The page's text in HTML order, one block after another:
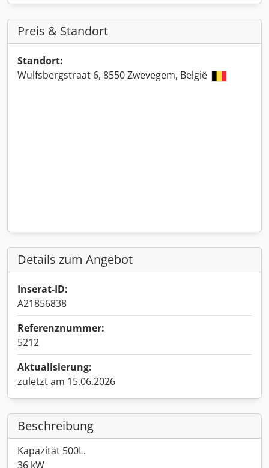
Preis & Standort
Standort:
Wulfsbergstraat 6, 8550 Zwevegem, België
Details zum Angebot
Inserat-ID:
A21856838
Referenznummer:
5212
Aktualisierung:
zuletzt am 15.06.2026
Beschreibung
Kapazität 500L.
36 kW